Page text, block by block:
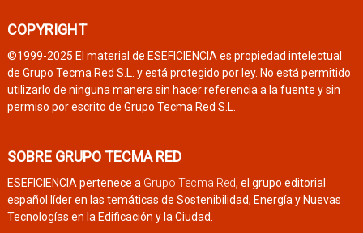
COPYRIGHT
©1999-2025 El material de ESEFICIENCIA es propiedad intelectual
de Grupo Tecma Red S.L. y está protegido por ley. No está permitido
utilizarlo de ninguna manera sin hacer referencia a la fuente y sin
permiso por escrito de Grupo Tecma Red S.L.
SOBRE GRUPO TECMA RED
ESEFICIENCIA pertenece a Grupo Tecma Red, el grupo editorial
español líder en las temáticas de Sostenibilidad, Energía y Nuevas
Tecnologías en la Edificación y la Ciudad.